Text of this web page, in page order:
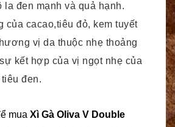
la đen mạnh và quả hạnh.
của cacao,tiêu đỏ, kem tuyết
vị da thuộc nhẹ thoảng
kết hợp của vị ngọt nhẹ của
đen.
mua Xì Gà Oliva V Double